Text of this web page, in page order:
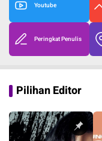
Youtube
Peringkat Penulis
Pilihan Editor